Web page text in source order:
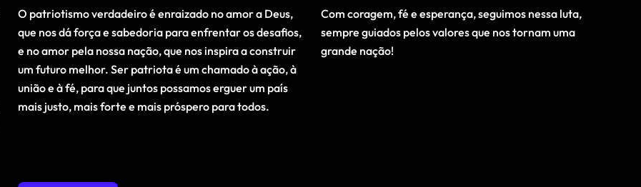
O patriotismo verdadeiro é enraizado no amor a Deus,
que nos dá força e sabedoria para enfrentar os desafios,
e no amor pela nossa nação, que nos inspira a construir
um futuro melhor. Ser patriota é um chamado à ação, à
união e à fé, para que juntos possamos erguer um país
mais justo, mais forte e mais próspero para todos.
Com coragem, fé e esperança, seguimos nessa luta,
sempre guiados pelos valores que nos tornam uma
grande nação!